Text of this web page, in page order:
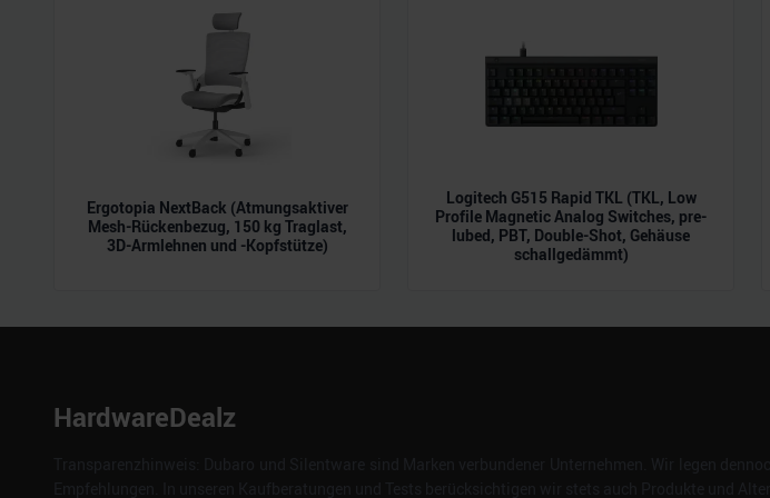
Ergotopia NextBack (Atmungsaktiver
Mesh-Rückenbezug, 150 kg Traglast,
3D-Armlehnen und -Kopfstütze)
Logitech G515 Rapid TKL (TKL, Low
Profile Magnetic Analog Switches, pre-
lubed, PBT, Double-Shot, Gehäuse
schallgedämmt)
HardwareDealz